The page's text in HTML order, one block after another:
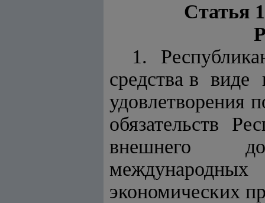
Статья
1.
средства в
удовлетворения
внешнего
экономических